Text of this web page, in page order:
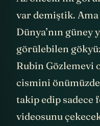
Az önceki ilk
var demiştik. Ama
Dünya’nın güney
görülebilen
Rubin Gözlemevi
cismini
takip edip sadece